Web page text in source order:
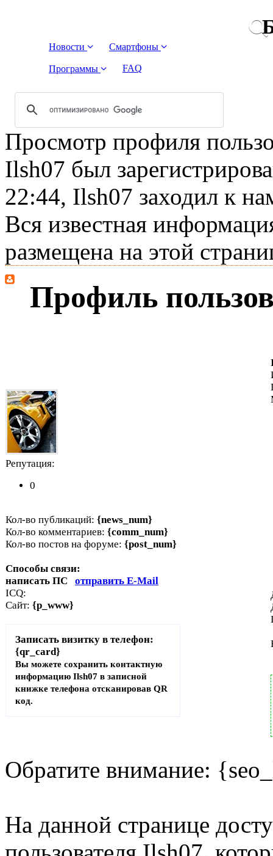
Новости Смартфоны
Программы FAQ
Просмотр профиля
Ilsh07 был
22:44, Ilsh07 заходил к
Вся известная
размещена на этой
Профиль
Репутация:
0
Кол-во публикаций: {news_num}
Кол-во комментариев: {comm_num}
Кол-во постов на форуме: {post_num}
Способы связи:
написать ПС отправить E-Mail
ICQ:
Сайт: {p_www}
Записать визитку в телефон:
{qr_card}
Вы можете сохранить контактную
информацию Ilsh07 в записной
книжке телефона отсканировав QR
код.
Обратите внимание:
На данной странице